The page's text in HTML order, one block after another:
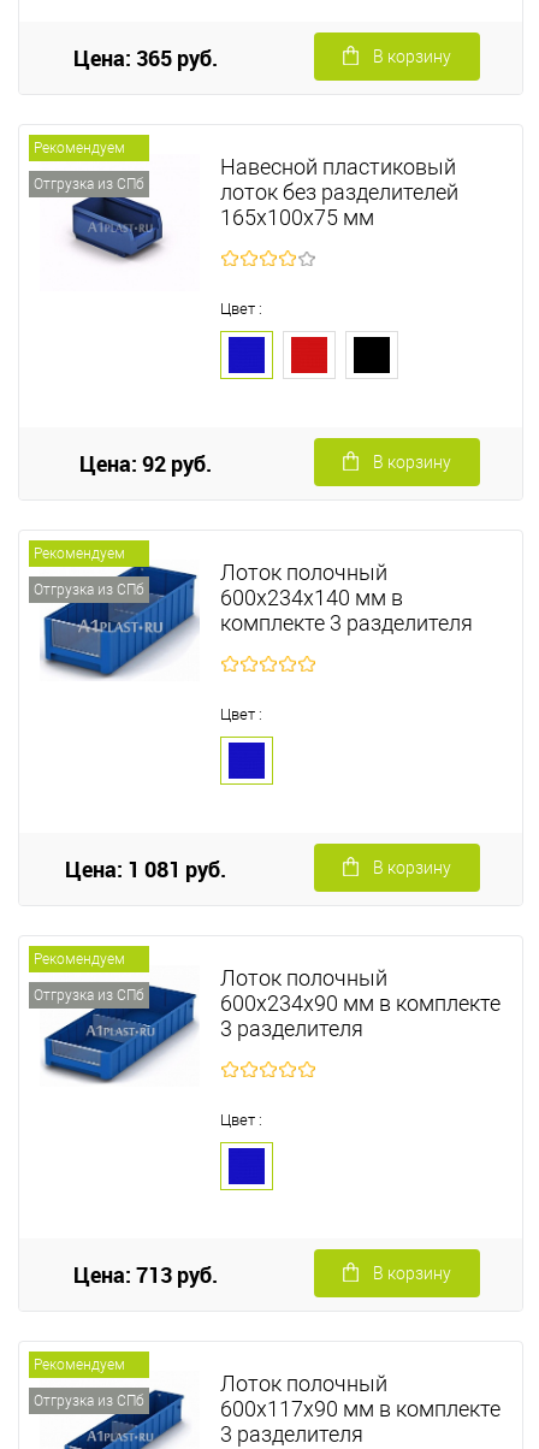
Цена: 365 руб. В корзину
Рекомендуем
Отгрузка из СПб
Навесной пластиковый
лоток без разделителей
165х100х75 мм
Цвет :
Цена: 92 руб. В корзину
Рекомендуем
Отгрузка из СПб
Лоток полочный
600х234х140 мм в
комплекте 3 разделителя
Цвет :
Цена: 1 081 руб. В корзину
Рекомендуем
Отгрузка из СПб
Лоток полочный
600х234х90 мм в комплекте
3 разделителя
Цвет :
Цена: 713 руб. В корзину
Рекомендуем
Отгрузка из СПб
Лоток полочный
600х117х90 мм в комплекте
3 разделителя